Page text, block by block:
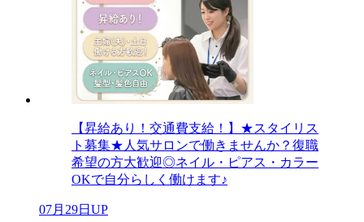
【昇給あり！交通費支給！】★スタイリス
ト募集★人気サロンで働きませんか？復職
希望の方大歓迎◎ネイル・ピアス・カラー
OKで自分らしく働けます♪
07月29日UP